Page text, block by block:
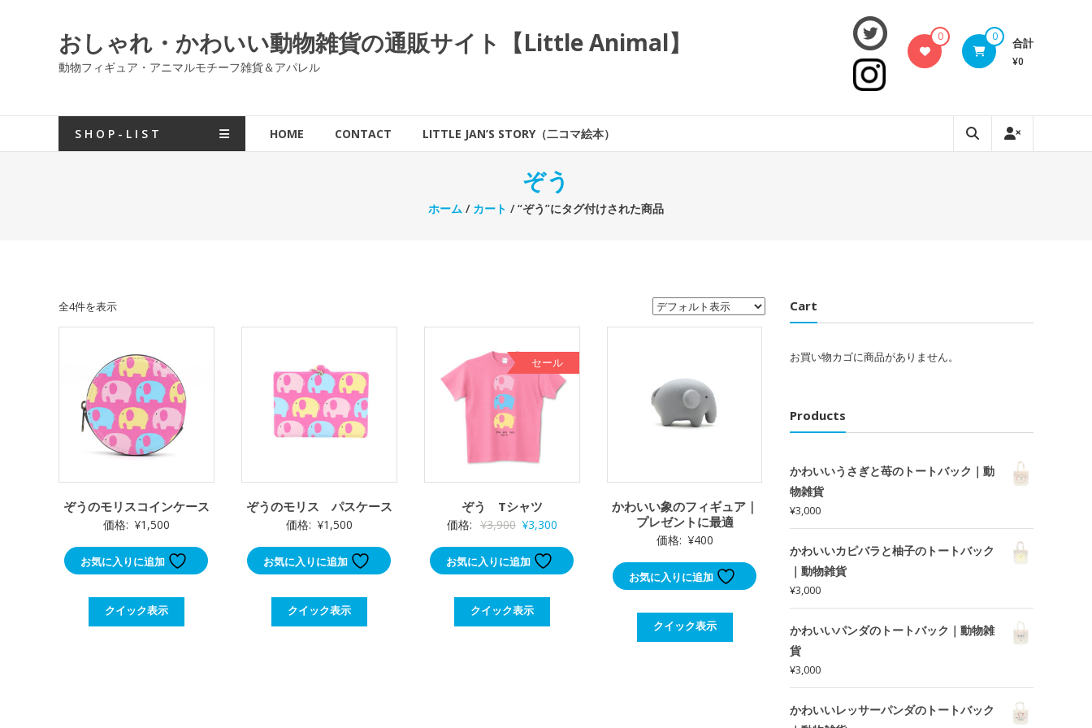
ス
おしゃれ・かわいい動物雑貨の通販サイト【Little Animal】
動物フィギュア・アニマルモチーフ雑貨＆アパレル
0 0 合計
¥0
S H O P - L I S T HOME CONTACT LITTLE JAN’S STORY（二コマ絵本）
ぞう
ホーム / カート / “ぞう”にタグ付けされた商品
全4件を表示
ぞうのモリスコインケース
価格: ¥1,500
お気に入りに追加
クイック表示
ぞうのモリス パスケース
価格: ¥1,500
お気に入りに追加
クイック表示
セール
ぞう Tシャツ
価格: ¥3,900 元
の
価
は
¥3,900
¥3,300現
在
お気に入りに追加
クイック表示
かわいい象のフィギュア｜
プレゼントに最適
価格: ¥400
お気に入りに追加
クイック表示
Cart
お買い物カゴに商品がありません。
Products
かわいいうさぎと苺のトートバック｜動
物雑貨
¥3,000
かわいいカピバラと柚子のトートバック
｜動物雑貨
¥3,000
かわいいパンダのトートバック｜動物雑
貨
¥3,000
かわいいレッサーパンダのトートバック